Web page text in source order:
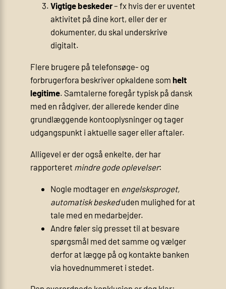
Vigtige beskeder– fx hvis der er uventet
aktivitet på dine kort, eller der er
dokumenter, du skal underskrive
digitalt.
Flere brugere på telefonsøge- og
forbrugerfora beskriver opkaldene som helt
legitime. Samtalerne foregår typisk på dansk
med en rådgiver, der allerede kender dine
grundlæggende kontooplysninger og tager
udgangspunkt i aktuelle sager eller aftaler.
Alligevel er der også enkelte, der har
rapporteret mindre gode oplevelser:
Nogle modtager en engelsksproget,
automatisk beskeduden mulighed for at
tale med en medarbejder.
Andre føler sig presset til at besvare
spørgsmål med det samme og vælger
derfor at lægge på og kontakte banken
via hovednummeret i stedet.